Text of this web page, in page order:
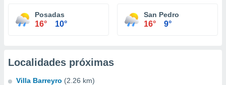
Posadas
16° 10°
San Pedro
16° 9°
Localidades próximas
Villa Barreyro (2.26 km)